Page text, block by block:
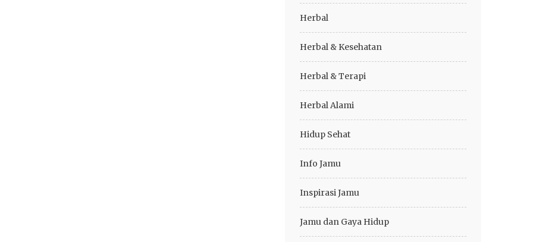
Herbal
Herbal & Kesehatan
Herbal & Terapi
Herbal Alami
Hidup Sehat
Info Jamu
Inspirasi Jamu
Jamu dan Gaya Hidup